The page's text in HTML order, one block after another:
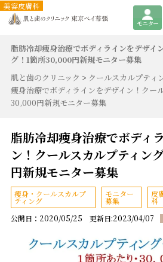
美容皮膚科
モニター
脂肪冷却痩身治療でボディラインをデザイ
グ！1箇所30,000円新規モニター募集
肌と歯のクリニック > クールスカルプティ
痩身治療でボディラインをデザイン！クー
30,000円新規モニター募集
脂肪冷却痩身治療でボディ
ン！クールスカルプティン
円新規モニター募集
痩身・クールスカルプ
ティング
モニター
募集
皮
科
公開日：2020/05/25 更新日:2023/04/07